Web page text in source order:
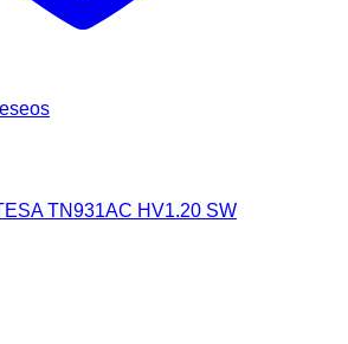
TN931AC HV1.20 SW